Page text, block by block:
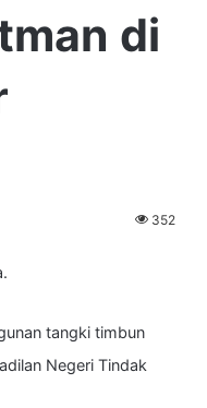
di
352
tangki timbun
Negeri Tindak